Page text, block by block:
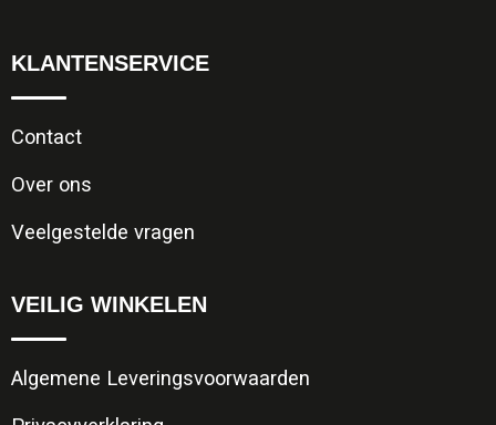
KLANTENSERVICE
Contact
Over ons
Veelgestelde vragen
VEILIG WINKELEN
Algemene Leveringsvoorwaarden